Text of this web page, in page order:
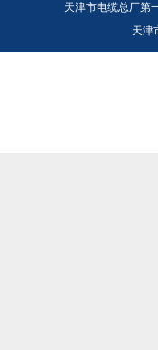
天津市电缆总厂第
天津